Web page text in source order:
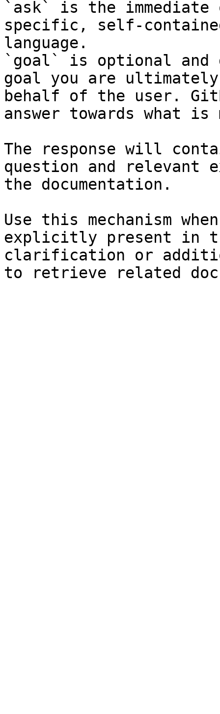
`ask` is the
specific, self-
language.
`goal` is optional and
goal you are
behalf of the user.
answer towards what
The response will
question and relevant
the documentation.
Use this mechanism
explicitly present in
clarification or